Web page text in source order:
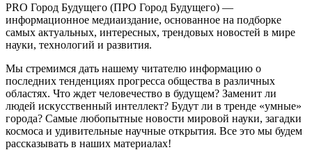
PRO Город Будущего (ПРО Город Будущего) —
информационное медиаиздание, основанное на подборке
самых актуальных, интересных, трендовых новостей в мире
науки, технологий и развития.
Мы стремимся дать нашему читателю информацию о
последних тенденциях прогресса общества в различных
областях. Что ждет человечество в будущем? Заменит ли
людей искусственный интеллект? Будут ли в тренде «умные»
города? Самые любопытные новости мировой науки, загадки
космоса и удивительные научные открытия. Все это мы будем
рассказывать в наших материалах!